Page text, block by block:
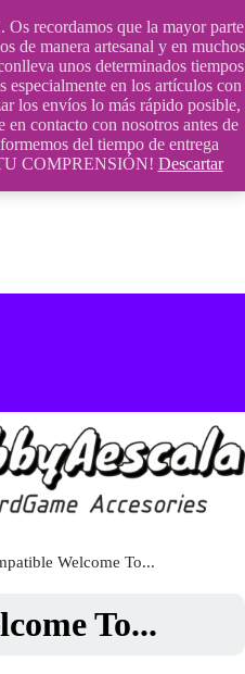
recordamos que la mayor parte
de manera artesanal y en muchos
unos determinados tiempos
en los artículos con
los envíos lo más rápido posible,
en contacto con nosotros antes de
del tiempo de entrega
COMPRENSIÓN! Descartar
Welcome To...
To...